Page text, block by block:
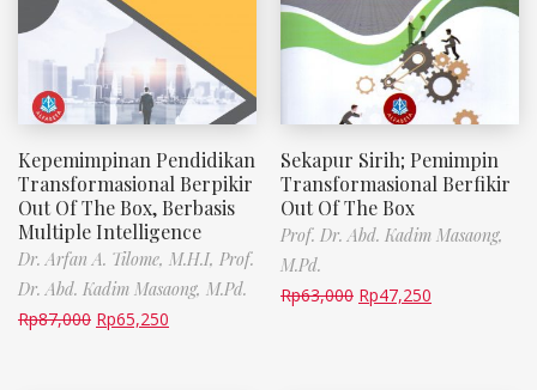
Kepemimpinan Pendidikan
Transformasional Berpikir
Out Of The Box, Berbasis
Multiple Intelligence
Dr. Arfan A. Tilome, M.H.I, Prof.
Dr. Abd. Kadim Masaong, M.Pd.
Rp87,000 Rp65,250
Sekapur Sirih; Pemimpin
Transformasional Berfikir
Out Of The Box
Prof. Dr. Abd. Kadim Masaong,
M.Pd.
Rp63,000 Rp47,250